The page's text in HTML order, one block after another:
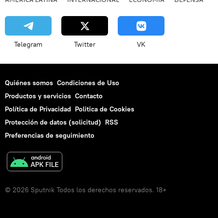
Telegram Twitter VK
Quiénes somos Condiciones de Uso
Productos y servicios Contacto
Política de Privacidad Politica de Cookies
Protección de datos (solicitud) RSS
Preferencias de seguimiento
© 2026 Sputnik Todos los derechos reservados. 18+